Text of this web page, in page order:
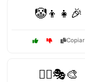
🤡👦👧🎉
Copiar
🤹‍♀️🎭🎨